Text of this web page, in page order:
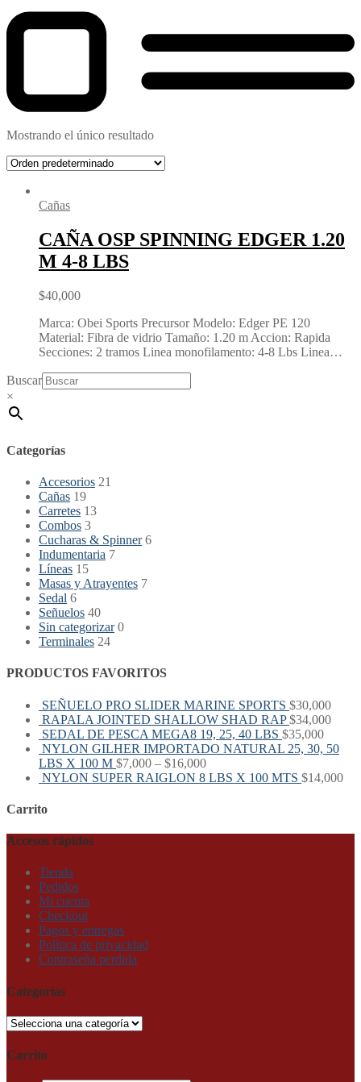
Mostrando el único resultado
Cañas
CAÑA OSP SPINNING EDGER 1.20
M 4-8 LBS
$40,000
Marca: Obei Sports Precursor Modelo: Edger PE 120
Material: Fibra de vidrio Tamaño: 1.20 m Accion: Rapida
Secciones: 2 tramos Linea monofilamento: 4-8 Lbs Linea…
Buscar
×
Categorías
Accesorios 21
Cañas 19
Carretes 13
Combos 3
Cucharas & Spinner 6
Indumentaria 7
Líneas 15
Masas y Atrayentes 7
Sedal 6
Señuelos 40
Sin categorizar 0
Terminales 24
PRODUCTOS FAVORITOS
SEÑUELO PRO SLIDER MARINE SPORTS $30,000
RAPALA JOINTED SHALLOW SHAD RAP $34,000
SEDAL DE PESCA MEGA8 19, 25, 40 LBS $35,000
NYLON GILHER IMPORTADO NATURAL 25, 30, 50
LBS X 100 M $7,000 – $16,000
NYLON SUPER RAIGLON 8 LBS X 100 MTS $14,000
Carrito
Accesos rápidos
Tienda
Pedidos
Mi cuenta
Checkout
Pagos y entregas
Política de privacidad
Contraseña perdida
Categorías
Carrito